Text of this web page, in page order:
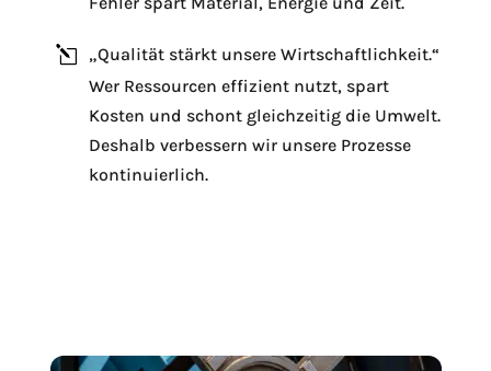
l „Qualität stärkt unsere Wirtschaftlichkeit.“
Wer Ressourcen effizient nutzt, spart
Kosten und schont gleichzeitig die Umwelt.
Deshalb verbessern wir unsere Prozesse
kontinuierlich.